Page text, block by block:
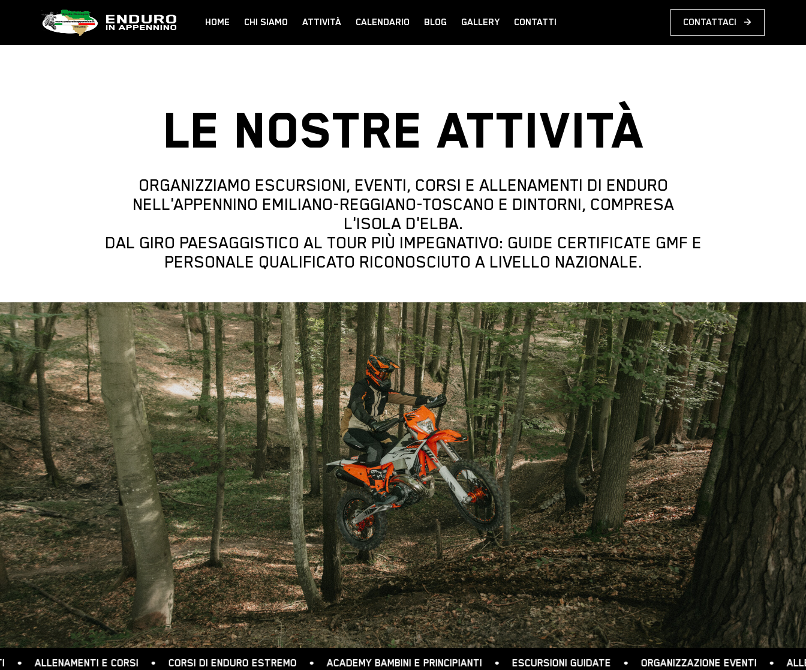
HOME CHI SIAMO ATTIVITÀ CALENDARIO BLOG GALLERY CONTATTI CONTATTACI →
LE NOSTRE ATTIVITÀ
ORGANIZZIAMO ESCURSIONI, EVENTI, CORSI E ALLENAMENTI DI ENDURO
NELL'APPENNINO EMILIANO-REGGIANO-TOSCANO E DINTORNI, COMPRESA
L'ISOLA D'ELBA.
DAL GIRO PAESAGGISTICO AL TOUR PIÙ IMPEGNATIVO: GUIDE CERTIFICATE GMF E
PERSONALE QUALIFICATO RICONOSCIUTO A LIVELLO NAZIONALE.
E CORSI • CORSI DI ENDURO ESTREMO • ACADEMY BAMBINI E PRINCIPIANTI • ESCURSIONI GUIDATE • ORGANIZZAZIONE EVENTI • ALLENAMENTI E CORSI